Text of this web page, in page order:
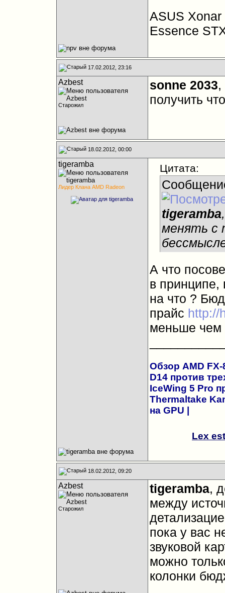
ASUS
Essence
17.02.2012, 23:16
Azbest
Старожил
sonne 2033,
получить
18.02.2012, 00:00
tigeramba
Лидер Клана AMD Radeon
Цитата:
tigeramba
менять с
А что
в принципе,
на что ?
прайс http://
меньше чем
Обзор AMD FX-
D14 против
IceWing 5 Pro
Thermaltake
на GPU
Lex
18.02.2012, 09:20
Azbest
Старожил
tigeramba,
между
пока у вас
звуковой
можно
колонки